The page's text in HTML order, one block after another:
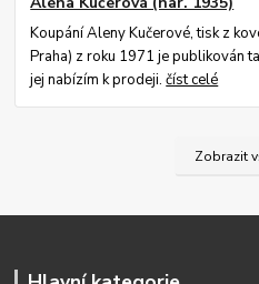
Koupání Aleny Kučerové, tisk z
Praha) z roku 1971 je publikován
jej nabízím k prodeji.číst celé
Zobrazit